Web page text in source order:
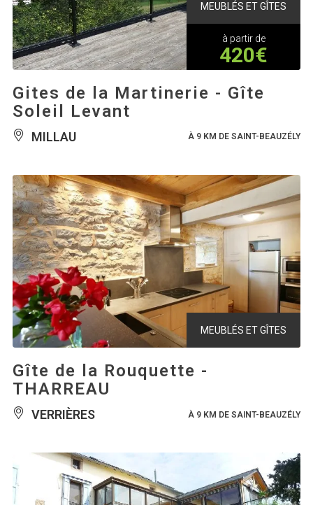
MEUBLÉS ET GÎTES
à partir de
420€
Gites de la Martinerie - Gîte
Soleil Levant
MILLAU À 9 KM DE SAINT-BEAUZÉLY
MEUBLÉS ET GÎTES
Gîte de la Rouquette -
THARREAU
VERRIÈRES À 9 KM DE SAINT-BEAUZÉLY